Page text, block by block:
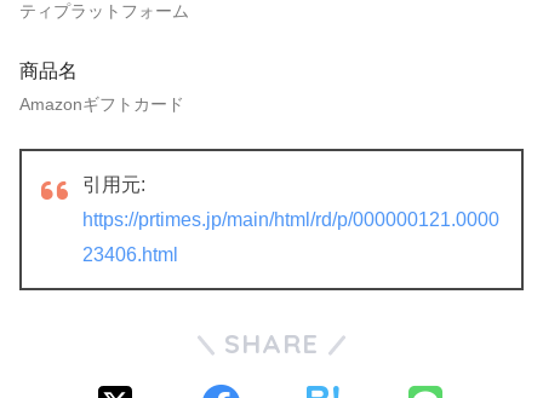
ティプラットフォーム
商品名
Amazonギフトカード
引用元:
https://prtimes.jp/main/html/rd/p/000000121.0000
23406.html
SHARE